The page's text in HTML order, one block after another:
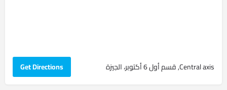
Central axis, قسم أول 6 أكتوبر، الجيزة Get Directions